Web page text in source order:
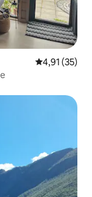
Évaluation
4,91 (35)